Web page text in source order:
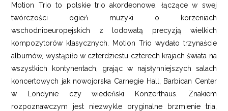
Motion Trio to polskie trio akordeonowe, łączące w swej
twórczości ogień muzyki o korzeniach
wschodnioeuropejskich z lodowatą precyzją wielkich
kompozytorów klasycznych. Motion Trio wydało trzynaście
albumów, wystąpiło w czterdziestu czterech krajach świata na
wszystkich kontynentach, grając w najsłynniejszych salach
koncertowych jak nowojorska Carnegie Hall, Barbican Center
w Londynie czy wiedeński Konzerthaus. Znakiem
rozpoznawczym jest niezwykle oryginalne brzmienie tria,